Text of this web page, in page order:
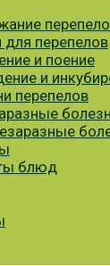
для перепелов
и поение
и
перепелов
блюд